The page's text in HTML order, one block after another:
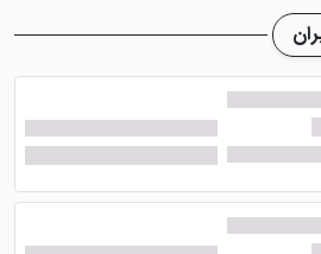
کتری برقی در داخل اتاق های
هم فقط در لابی و با توجه به تعرفه
میهمانان قرار می گیرد. لازم به
ها ممکن است فاقد پنجره باشند.
جهانگردی سمنان